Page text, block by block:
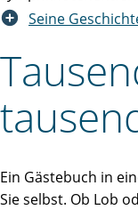
Seine
Ein Gästebuch in
Sie selbst. Ob Lob